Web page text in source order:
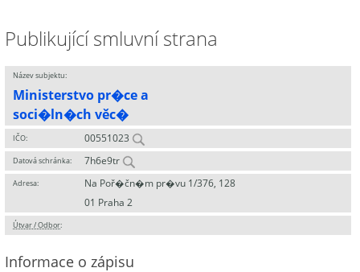
Publikující smluvní strana
Název subjektu:
Ministerstvo pr�ce a
soci�ln�ch věc�
IČO: 00551023
Datová schránka: 7h6e9tr
Adresa:
Na Poř�čn�m pr�vu 1/376, 128
01 Praha 2
Útvar / Odbor:
Informace o zápisu